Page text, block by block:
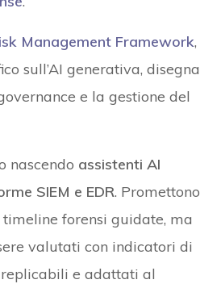
Management Framework,
sull’AI generativa, disegna
e la gestione del
nascendo assistenti AI
SIEM e EDR. Promettono
forensi guidate, ma
valutati con indicatori di
e adattati al